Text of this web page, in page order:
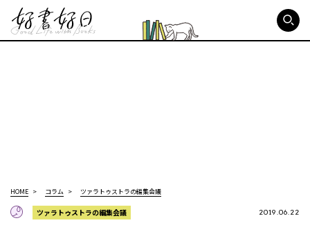
HOME コラム ツァラトゥストラの編集会議
ツァラトゥストラの編集会議 2019.06.22